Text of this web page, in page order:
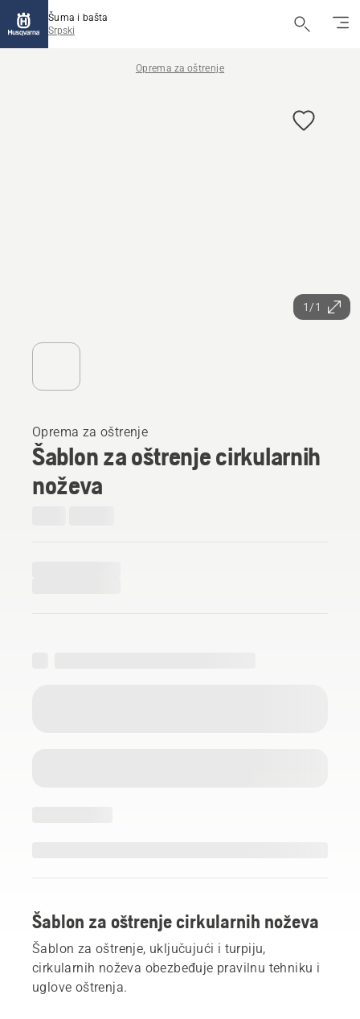
Šuma i bašta
Srpski
Oprema za oštrenje
1/1
Oprema za oštrenje
Šablon za oštrenje cirkularnih
noževa
Šablon za oštrenje cirkularnih noževa
Šablon za oštrenje, uključujući i turpiju,
cirkularnih noževa obezbeđuje pravilnu tehniku i
uglove oštrenja.